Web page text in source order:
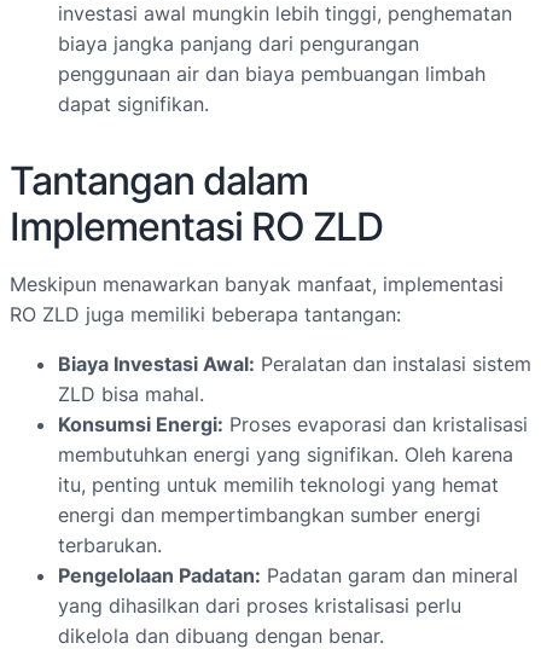
investasi awal mungkin lebih tinggi, penghematan
biaya jangka panjang dari pengurangan
penggunaan air dan biaya pembuangan limbah
dapat signifikan.
Tantangan dalam
Implementasi RO ZLD
Meskipun menawarkan banyak manfaat, implementasi
RO ZLD juga memiliki beberapa tantangan:
Biaya Investasi Awal: Peralatan dan instalasi sistem
ZLD bisa mahal.
Konsumsi Energi: Proses evaporasi dan kristalisasi
membutuhkan energi yang signifikan. Oleh karena
itu, penting untuk memilih teknologi yang hemat
energi dan mempertimbangkan sumber energi
terbarukan.
Pengelolaan Padatan: Padatan garam dan mineral
yang dihasilkan dari proses kristalisasi perlu
dikelola dan dibuang dengan benar.